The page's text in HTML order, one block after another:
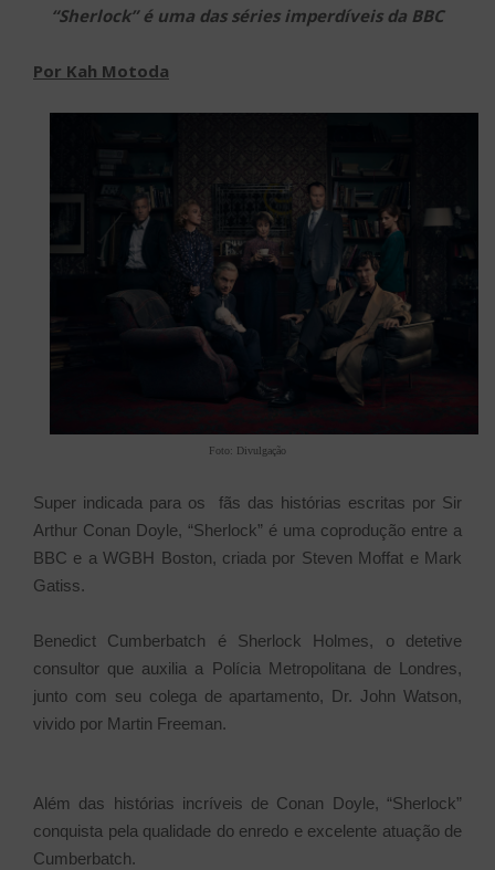
“Sherlock” é uma das séries imperdíveis da BBC
Por Kah Motoda
Foto: Divulgação
Super indicada para os fãs das histórias escritas por Sir
Arthur Conan Doyle, “Sherlock” é uma coprodução entre a
BBC e a WGBH Boston, criada por Steven Moffat e Mark
Gatiss.
Benedict Cumberbatch é Sherlock Holmes, o detetive
consultor que auxilia a Polícia Metropolitana de Londres,
junto com seu colega de apartamento, Dr. John Watson,
vivido por Martin Freeman.
Além das histórias incríveis de Conan Doyle, “Sherlock”
conquista pela qualidade do enredo e excelente atuação de
Cumberbatch.